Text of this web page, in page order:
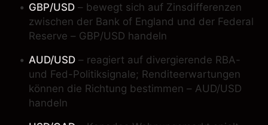
GBP/USD – bewegt sich auf Zinsdifferenzen
zwischen der Bank of England und der Federal
Reserve – GBP/USD handeln
AUD/USD – reagiert auf divergierende RBA-
und Fed-Politiksignale; Renditeerwartungen
können die Richtung bestimmen – AUD/USD
handeln